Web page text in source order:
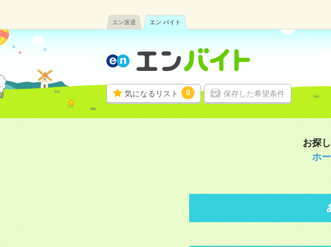
エン派遣 エン バイト
気になるリスト 0 保存した希望条件
お探
ホ